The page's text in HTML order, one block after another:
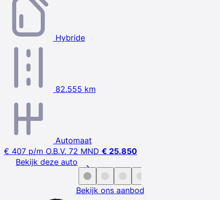
Hybride
82.555 km
Automaat
€ 407 p/m O.B.V. 72 MND € 25.850
Bekijk deze auto
Bekijk ons aanbod